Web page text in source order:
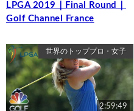
LPGA 2019｜Final Round｜
Golf Channel France
世界のトッププロ・女子
2:59:49